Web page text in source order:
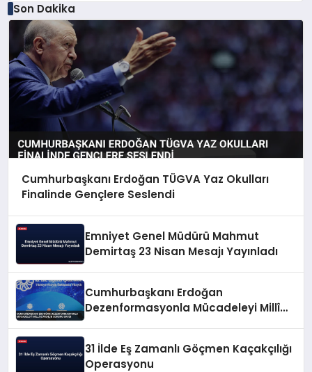
Son Dakika
Cumhurbaşkanı Erdoğan TÜGVA Yaz Okulları
Finalinde Gençlere Seslendi
Emniyet Genel Müdürü Mahmut
Demirtaş 23 Nisan Mesajı Yayınladı
Cumhurbaşkanı Erdoğan
Dezenformasyonla Mücadeleyi Millî
31 İlde Eş Zamanlı Göçmen Kaçakçılığı
Operasyonu